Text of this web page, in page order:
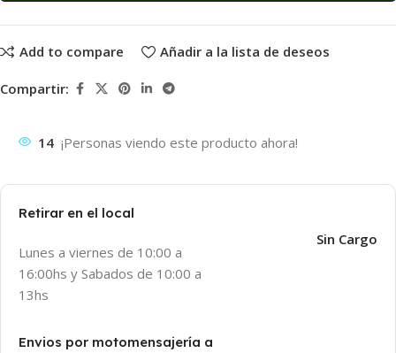
Add to compare Añadir a la lista de deseos
Compartir:
14 ¡Personas viendo este producto ahora!
Retirar en el local
Lunes a viernes de 10:00 a
16:00hs y Sabados de 10:00 a
13hs
Sin Cargo
Envios por motomensajería a